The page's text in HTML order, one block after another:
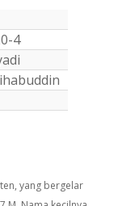
4
yang bergelar